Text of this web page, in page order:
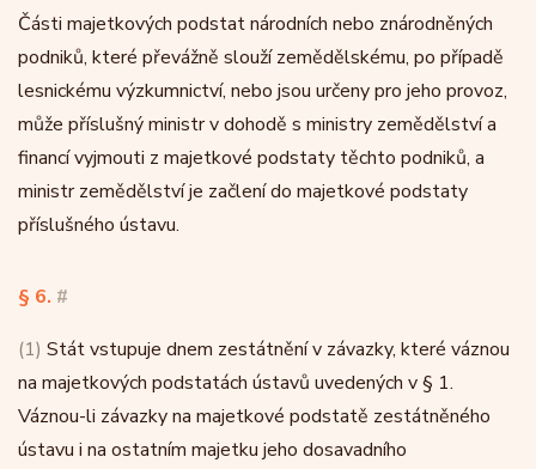
Části majetkových podstat národních nebo znárodněných
podniků, které převážně slouží zemědělskému, po případě
lesnickému výzkumnictví, nebo jsou určeny pro jeho provoz,
může příslušný ministr v dohodě s ministry zemědělství a
financí vyjmouti z majetkové podstaty těchto podniků, a
ministr zemědělství je začlení do majetkové podstaty
příslušného ústavu.
§ 6. #
(1) Stát vstupuje dnem zestátnění v závazky, které váznou
na majetkových podstatách ústavů uvedených v § 1.
Váznou-li závazky na majetkové podstatě zestátněného
ústavu i na ostatním majetku jeho dosavadního